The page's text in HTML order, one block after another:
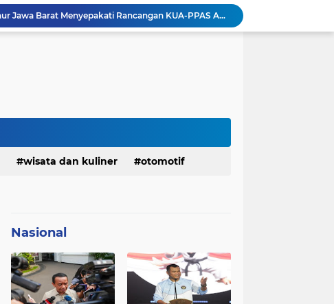
Pemkot Siapkan 100 Armada Pengangkut Sampah Bila TPPAS Legok Nangka Beroperasi
Serda Muhammad Raihan Fadhila Raih Emas pada 8th Asian Taekwondo Indonesia Open Championship 2026
Menaker: ASN Kemnaker Harus Hadirkan Dampak Nyata bagi Masyarakat
wisata dan kuliner otomotif
Nasional